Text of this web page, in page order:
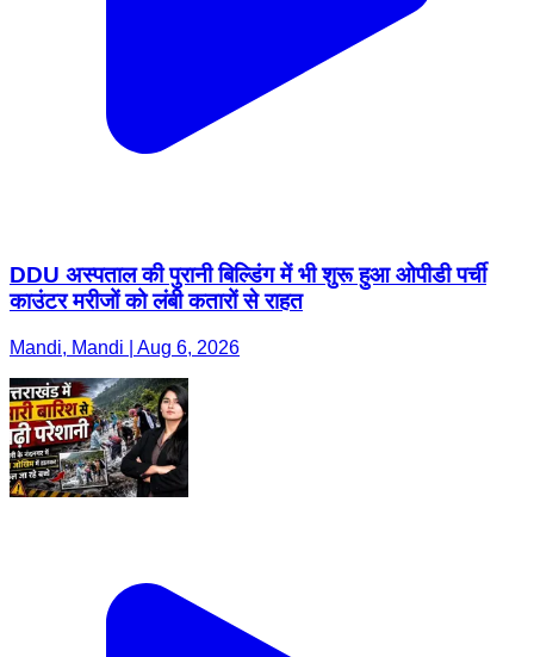
DDU अस्पताल की पुरानी बिल्डिंग में भी शुरू हुआ ओपीडी पर्ची
काउंटर मरीजों को लंबी कतारों से राहत
Mandi, Mandi | Aug 6, 2026